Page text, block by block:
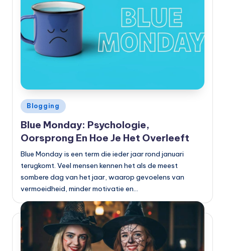
Geplaatst
in
Blogging
Blue Monday: Psychologie,
Oorsprong En Hoe Je Het Overleeft
Blue Monday is een term die ieder jaar rond januari
terugkomt. Veel mensen kennen het als de meest
sombere dag van het jaar, waarop gevoelens van
vermoeidheid, minder motivatie en…